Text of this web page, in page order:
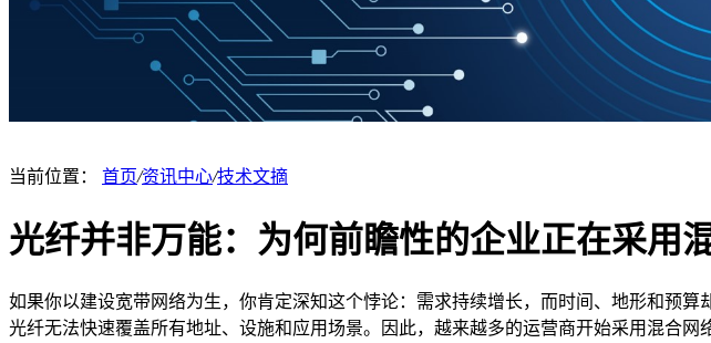
当前位置： 首页/资讯中心/技术文摘
光纤并非万能：为何前瞻性的企业正在采用
如果你以建设宽带网络为生，你肯定深知这个悖论：需求持续增长，而时间、地形和预
光纤无法快速覆盖所有地址、设施和应用场景。因此，越来越多的运营商开始采用混合